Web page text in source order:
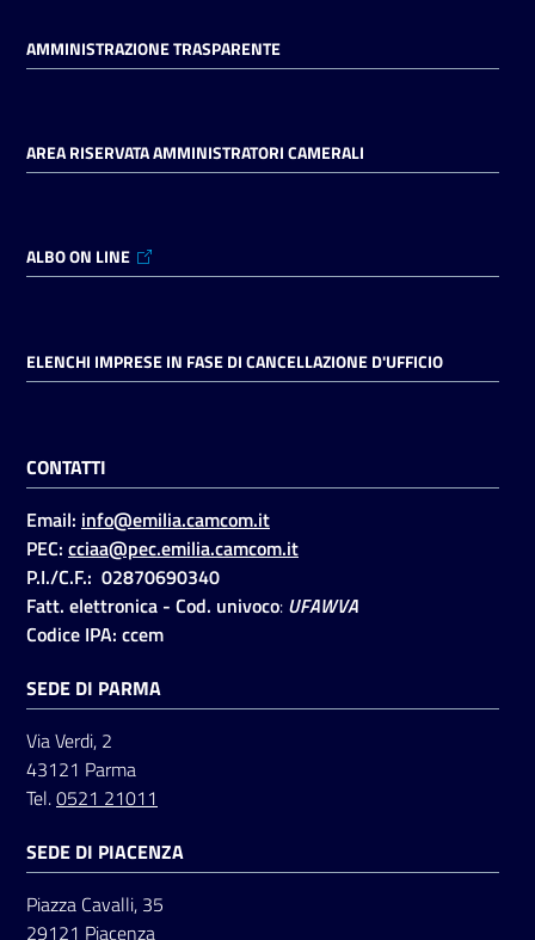
AMMINISTRAZIONE TRASPARENTE
AREA RISERVATA AMMINISTRATORI CAMERALI
ALBO ON LINE
ELENCHI IMPRESE IN FASE DI CANCELLAZIONE D'UFFICIO
CONTATTI
Email: info@emilia.camcom.it
PEC: cciaa@pec.emilia.camcom.it
P.I./C.F.: 02870690340
Fatt. elettronica - Cod. univoco: UFAWVA
Codice IPA: ccem
SEDE DI PARMA
Via Verdi, 2
43121 Parma
Tel.0521 21011
SEDE DI PIACENZA
Piazza Cavalli, 35
29121 Piacenza